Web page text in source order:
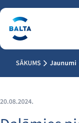
SĀKUMS Jaunumi
20.08.2024.